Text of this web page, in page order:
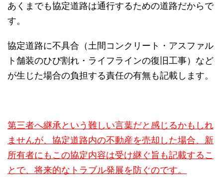
あくまでも協定道路は通行するための道路だからで
す。
協定道路に不具合（土間コンクリート・アスファル
ト舗装のひび割れ・ライフラインの復旧工事）など
が生じた場合の負担する責任の有無も記載します。
第三者へ継承という難しい言葉だと感じるかもしれ
ませんが、協定道路内の不動産を売却した場合、新
所有者にもこの協定内容は受け継ぐ旨も記載するこ
とで、将来的なトラブル発展を防ぐのです。